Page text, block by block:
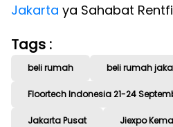
Jakarta ya Sahabat
Tags :
beli rumah beli rumah
Floortech Indonesia 21-24
Jakarta Pusat Jiexpo